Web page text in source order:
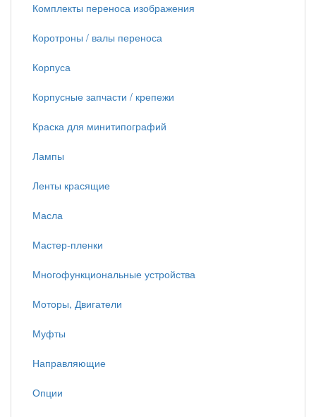
Комплекты переноса изображения
Коротроны / валы переноса
Корпуса
Корпусные запчасти / крепежи
Краска для минитипографий
Лампы
Ленты красящие
Масла
Мастер-пленки
Многофункциональные устройства
Моторы, Двигатели
Муфты
Направляющие
Опции